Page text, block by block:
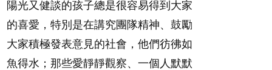
陽光又健談的孩子總是很容易得到大家
的喜愛，特別是在講究團隊精神、鼓勵
大家積極發表意見的社會，他們彷彿如
魚得水；那些愛靜靜觀察、一個人默默
有人話學多種語言越早開始越好，有人
卻說一時間太多語言，會令孩子感到混
淆，到底誰是誰非？聽聽專家怎樣說，
解開語言學習的迷思～...
很多父母都希望孩子係個「叻仔叻
女」，學業別太差，日常自理井井有
條。這樣的孩子是萬中無一，還是魚與
熊掌，不能兼得？...
照顧孩子衣食住行、陪同兒女應對功課
測驗，還要陪玩製造親子時間，尚要處
理家中雜項要務……當父母的，有千百
你是不是也曾經以為只要跟相愛的人結
婚，就自然能走到白頭，但生了孩子卻
發現事情不如你所料？ 經營婚姻，不
如我們想像的簡單，卻也不是大家說得